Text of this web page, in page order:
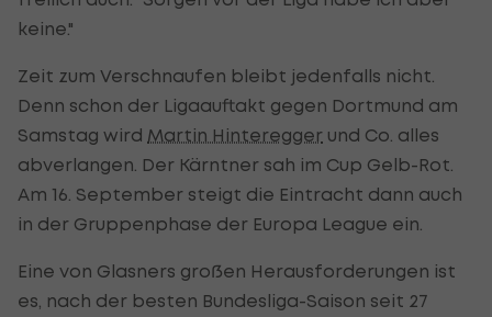
keine."
Zeit zum Verschnaufen bleibt jedenfalls nicht.
Denn schon der Ligaauftakt gegen Dortmund am
Samstag wird Martin Hinteregger und Co. alles
abverlangen. Der Kärntner sah im Cup Gelb-Rot.
Am 16. September steigt die Eintracht dann auch
in der Gruppenphase der Europa League ein.
Eine von Glasners großen Herausforderungen ist
es, nach der besten Bundesliga-Saison seit 27